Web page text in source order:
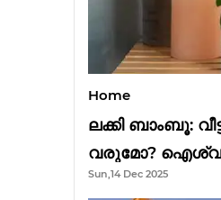
Home
ലക്കി ബാംബൂ:
വരുമോ?
ഫെങ് ഷൂയി
Sun,14 Dec 2025